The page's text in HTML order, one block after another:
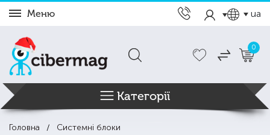
Меню ua
0
Категорії
Головна
Системні блоки